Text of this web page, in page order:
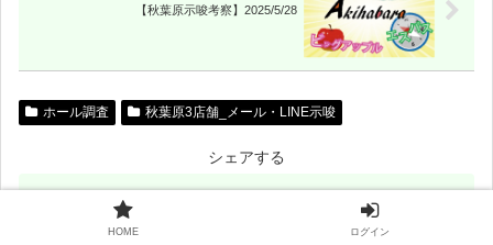
【秋葉原示唆考察】2025/5/28
ホール調査 秋葉原3店舗_メール・LINE示唆
シェアする
HOME ログイン